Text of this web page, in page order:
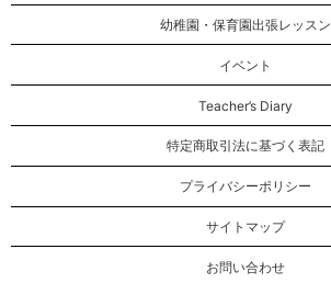
幼稚園・保育園出張レッスン
イベント
Teacher’s Diary
特定商取引法に基づく表記
プライバシーポリシー
サイトマップ
お問い合わせ